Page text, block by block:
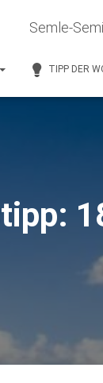
Semle-
TIPP DER